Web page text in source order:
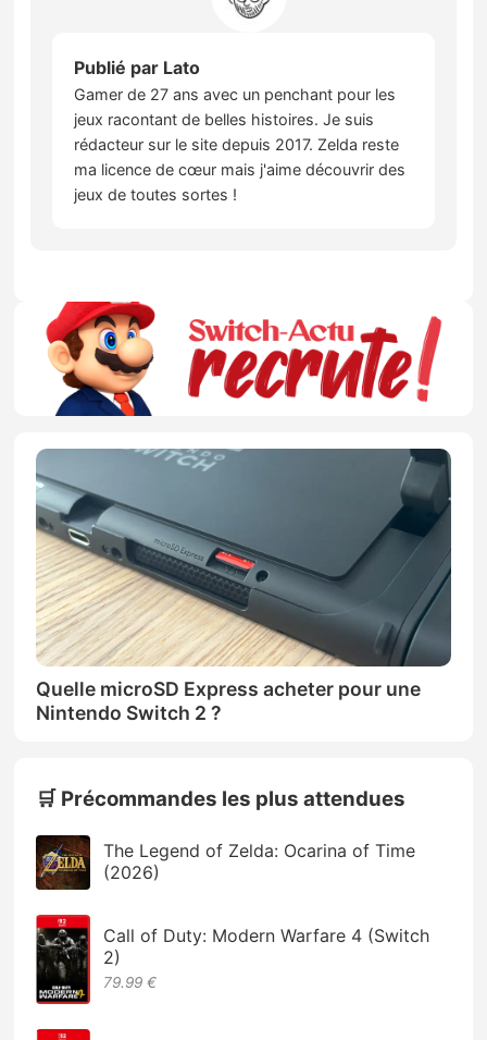
Publié par Lato
Gamer de 27 ans avec un penchant pour les
jeux racontant de belles histoires. Je suis
rédacteur sur le site depuis 2017. Zelda reste
ma licence de cœur mais j'aime découvrir des
jeux de toutes sortes !
Quelle microSD Express acheter pour une
Nintendo Switch 2 ?
🛒 Précommandes les plus attendues
The Legend of Zelda: Ocarina of Time
(2026)
Call of Duty: Modern Warfare 4 (Switch
2)
79.99 €